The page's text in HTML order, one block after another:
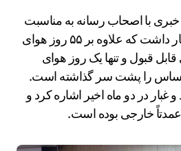
با اصحاب رسانه به مناسبت
هفته محیط زیست، اظهار داشت که علاوه بر ۵۵ روز هوای
روز هوای قابل قبول و تنها یک روز هوای
حساس را پشت سر گذاشته است.
در دو ماه اخیر اشاره کرد و
خارجی بوده است.